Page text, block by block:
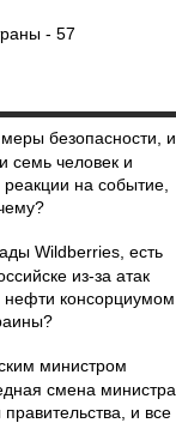
- 57
безопасности, и
семь человек и
на событие,
Wildberries, есть
из-за атак
нефти консорциумом
министром
смена министра
и все